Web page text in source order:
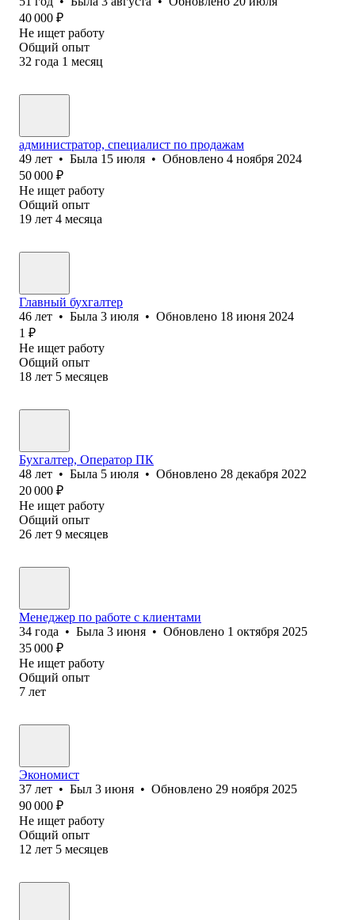
40 000 ₽
Не ищет работу
Общий опыт
32 года 1 месяц
администратор, специалист по продажам
49 лет • Была 15 июля • Обновлено 4 ноября 2024
50 000 ₽
Не ищет работу
Общий опыт
19 лет 4 месяца
Главный бухгалтер
46 лет • Была 3 июля • Обновлено 18 июня 2024
1 ₽
Не ищет работу
Общий опыт
18 лет 5 месяцев
Бухгалтер, Оператор ПК
48 лет • Была 5 июля • Обновлено 28 декабря 2022
20 000 ₽
Не ищет работу
Общий опыт
26 лет 9 месяцев
Менеджер по работе с клиентами
34 года • Была 3 июня • Обновлено 1 октября 2025
35 000 ₽
Не ищет работу
Общий опыт
7 лет
Экономист
37 лет • Был 3 июня • Обновлено 29 ноября 2025
90 000 ₽
Не ищет работу
Общий опыт
12 лет 5 месяцев